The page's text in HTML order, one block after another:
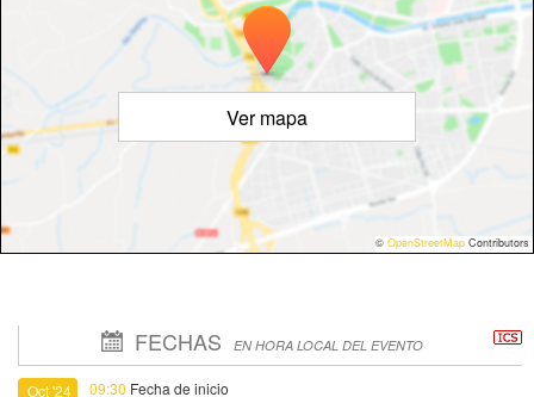
Ver mapa
© OpenStreetMap Contributors
FECHAS EN HORA LOCAL DEL EVENTO
Oct '24 09:30 Fecha de inicio